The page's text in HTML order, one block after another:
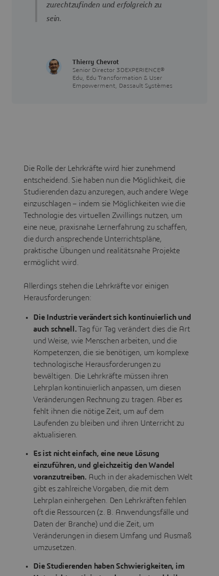
zurechtzufinden und erfolgreich zu
sein.
Thierry Chevrot
Senior Director 3DEXPERIENCE®
Edu, Edu Transformation & User
Empowerment, Dassault Systèmes
Die Rolle der Lehrkräfte wird hier zunehmend
entscheidend. Sie haben nun die Möglichkeit, die
Studierenden dazu anzuregen, auch andere Wege
einzuschlagen – indem sie Möglichkeiten wie die
Technologie des virtuellen Zwillings nutzen, um
eine neue, praxisnahe Lernerfahrung zu schaffen,
die durch ansprechende Unterrichtspläne,
praktische Übungen und realitätsnahe Projekte
ermöglicht wird.
Allerdings stehen die Lehrkräfte vor einigen
Herausforderungen:
Die Industrie verändert sich kontinuierlich und
auch schnell.Tag für Tag verändert dies die Art
und Weise, wie Menschen arbeiten, und die
Kompetenzen, die sie benötigen, um komplexe
technologische Herausforderungen zu
bewältigen. Die Lehrkräfte müssen ihren
Lehrplan kontinuierlich anpassen, um diesen
Veränderungen Rechnung zu tragen. Aber es
fehlt ihnen die nötige Zeit, um auf dem
Laufenden zu bleiben und ihren Unterricht zu
aktualisieren.
Es ist nicht einfach, eine neue Lösung
einzuführen, und gleichzeitig den Wandel
voranzutreiben. Auch in der akademischen Welt
gibt es zahlreiche Vorgaben, die mit dem
Lehrplan einhergehen. Den Lehrkräften fehlen
oft die Ressourcen (z. B. Anwendungsfälle und
Daten der Branche) und die Zeit, um
Veränderungen in diesem Umfang und Ausmaß
umzusetzen.
Die Studierenden haben Schwierigkeiten, im